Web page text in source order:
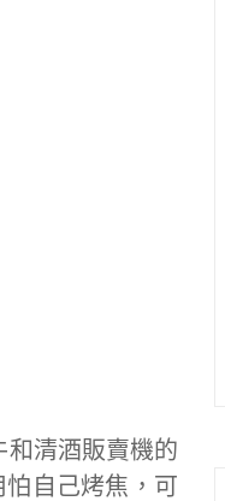
清酒販賣機的
自己烤焦，可